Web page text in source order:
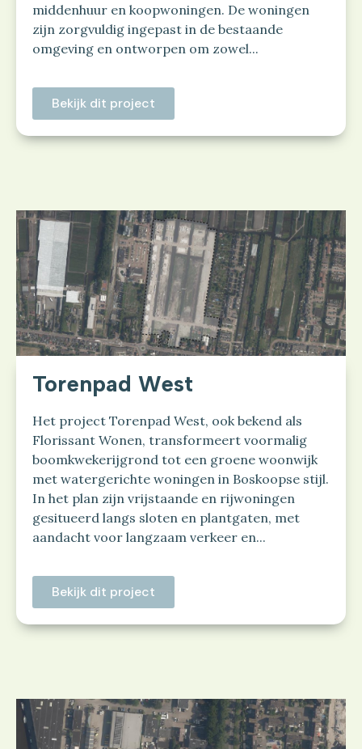
middenhuur en koopwoningen. De woningen
zijn zorgvuldig ingepast in de bestaande
omgeving en ontworpen om zowel...
Bekijk dit project
Torenpad West
Het project Torenpad West, ook bekend als
Florissant Wonen, transformeert voormalig
boomkwekerijgrond tot een groene woonwijk
met watergerichte woningen in Boskoopse stijl.
In het plan zijn vrijstaande en rijwoningen
gesitueerd langs sloten en plantgaten, met
aandacht voor langzaam verkeer en...
Bekijk dit project